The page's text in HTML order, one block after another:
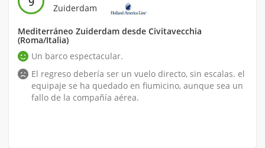
Zuiderdam
Mediterráneo Zuiderdam desde Civitavecchia
(Roma/Italia)
Un barco espectacular.
El regreso debería ser un vuelo directo, sin escalas. el
equipaje se ha quedado en fiumicino, aunque sea un
fallo de la compañía aérea.